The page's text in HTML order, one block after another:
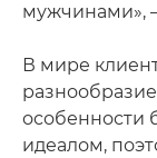
мужчинами»,
В мире
особенности
идеалом,